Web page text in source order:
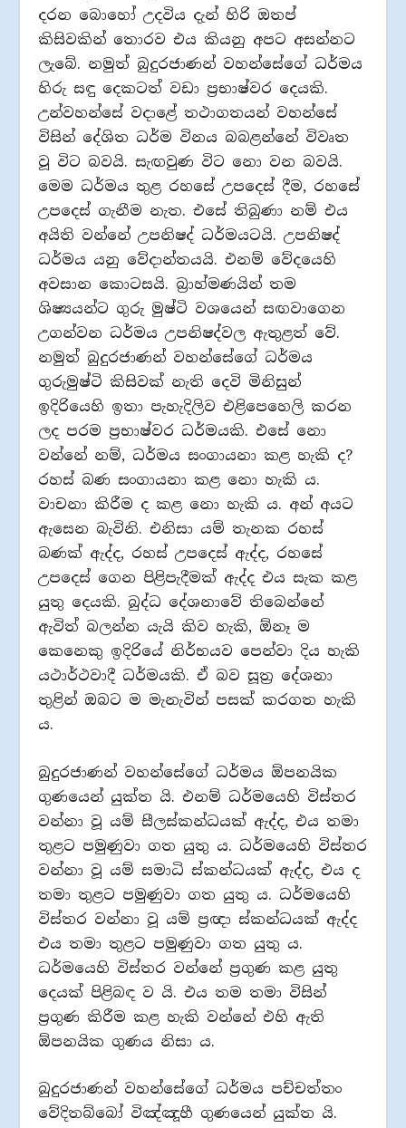
දරන බොහෝ උදවිය දැන් හිරි ඔතප්
කිසිවකින් තොරව එය කියනු අපට අසන්නට
ලැබේ. නමුත් බුදුරජාණන් වහන්සේගේ ධර්මය
හිරු සඳු දෙකටත් වඩා ප‍්‍රභාෂ්වර දෙයකි.
උන්වහන්සේ වදාළේ තථාගතයන් වහන්සේ
විසින් දේශිත ධර්ම විනය බබළන්නේ විවෘත
වූ විට බවයි. සැඟවුණ විට නො වන බවයි.
මෙම ධර්මය තුළ රහසේ උපදෙස් දීම, රහසේ
උපදෙස් ගැනීම නැත. එසේ තිබුණා නම් එය
අයිති වන්නේ උපනිෂද් ධර්මයටයි. උපනිෂද්
ධර්මය යනු වේදාන්තයයි. එනම් වේදයෙහි
අවසාන කොටසයි. බ‍්‍රාහ්මණයින් තම
ශිෂ්‍යයන්ට ගුරු මුෂ්ටි වශයෙන් සඟවාගෙන
උගන්වන ධර්මය උපනිෂද්වල ඇතුළත් වේ.
නමුත් බුදුරජාණන් වහන්සේගේ ධර්මය
ගුරුමුෂ්ටි කිසිවක් නැති දෙවි මිනිසුන්
ඉදිරියෙහි ඉතා පැහැදිලිව එළිපෙහෙලි කරන
ලද පරම ප‍්‍රභාෂ්වර ධර්මයකි. එසේ නො
වන්නේ නම්, ධර්මය සංගායනා කළ හැකි ද?
රහස් බණ සංගායනා කළ නො හැකි ය.
වාචනා කිරීම ද කළ නො හැකි ය. අන් අයට
ඇසෙන බැවිනි. එනිසා යම් තැනක රහස්
බණක් ඇද්ද, රහස් උපදෙස් ඇද්ද, රහසේ
උපදෙස් ගෙන පිළිපැදීමක් ඇද්ද එය සැක කළ
යුතු දෙයකි. බුද්ධ දේශනාවේ තිබෙන්නේ
ඇවිත් බලන්න යැයි කිව හැකි, ඕනෑ ම
කෙනෙකු ඉදිරියේ නිර්භයව පෙන්වා දිය හැකි
යථාර්ථවාදී ධර්මයකි. ඒ බව සූත‍්‍ර දේශනා
තුළින් ඔබට ම මැනැවින් පසක් කරගත හැකි
ය.
බුදුරජාණන් වහන්සේගේ ධර්මය ඕපනයික
ගුණයෙන් යුක්ත යි. එනම් ධර්මයෙහි විස්තර
වන්නා වූ යම් සීලස්කන්ධයක් ඇද්ද, එය තමා
තුළට පමුණුවා ගත යුතු ය. ධර්මයෙහි විස්තර
වන්නා වූ යම් සමාධි ස්කන්ධයක් ඇද්ද, එය ද
තමා තුළට පමුණුවා ගත යුතු ය. ධර්මයෙහි
විස්තර වන්නා වූ යම් ප‍්‍රඥා ස්කන්ධයක් ඇද්ද
එය තමා තුළට පමුණුවා ගත යුතු ය.
ධර්මයෙහි විස්තර වන්නේ ප‍්‍රගුණ කළ යුතු
දෙයක් පිළිබඳ ව යි. එය තම තමා විසින්
ප‍්‍රගුණ කිරීම කළ හැකි වන්නේ එහි ඇති
ඕපනයික ගුණය නිසා ය.
බුදුරජාණන් වහන්සේගේ ධර්මය පච්චත්තං
වේදිතබ්බෝ විඤ්ඤූහී ගුණයෙන් යුක්ත යි.